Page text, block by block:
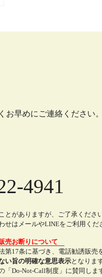
早めにご連絡ください。
4941
とがありますが、ご了承くださ
せはメールやLINEをご利用くだ
売お断りについて
第17条に基づき、電話勧誘販売
い旨の明確な意思表示となりま
「Do-Not-Call制度」に賛同しま